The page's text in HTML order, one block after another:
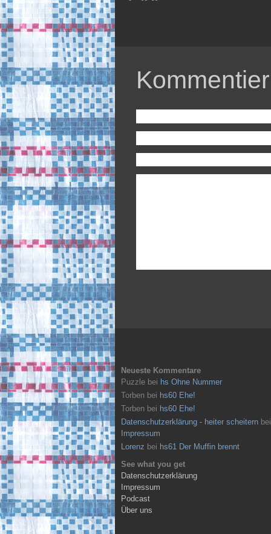
Neueste Kommentare
Puzzle bei hs Ohne Nummer
Torben bei hs60 Ehe!
Torben bei hs60 Ehe!
Datenschutzerklärung - heiter scheitern bei
Impressum
Lorenz bei hs61 Der Muffin brennt
See what you get
Datenschutzerklärung
Impressum
Podcast
Über uns